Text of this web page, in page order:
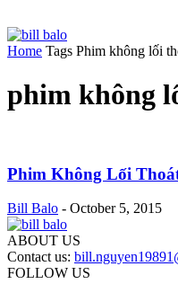
Home Tags Phim không lối
phim không
Phim Không Lối
Bill Balo - October 5, 2015
ABOUT US
Contact us:
FOLLOW US